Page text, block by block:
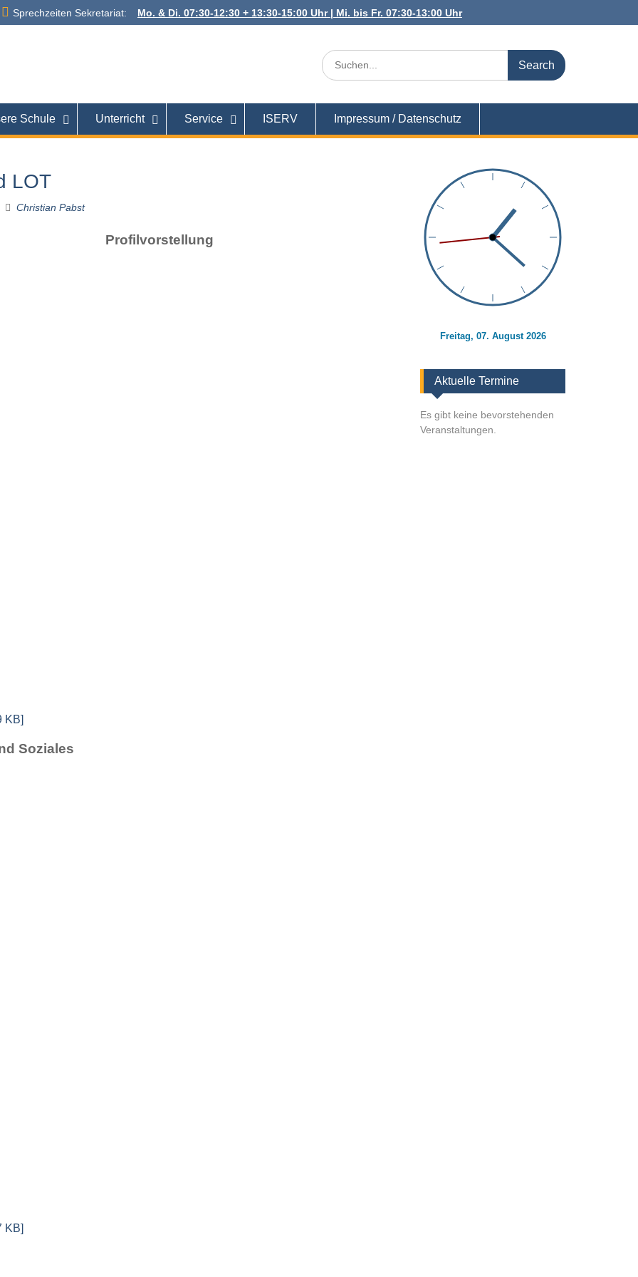
Sprechzeiten Sekretariat: Mo. & Di. 07:30-12:30 + 13:30-15:00 Uhr | Mi. bis Fr. 07:30-13:00 Uhr
Search
for:
Schule Unterricht Service ISERV Impressum / Datenschutz
LOT
Christian Pabst
Profilvorstellung
KB]
Soziales
KB]
Freitag, 07. August 2026
Aktuelle Termine
Es gibt keine bevorstehenden
Veranstaltungen.